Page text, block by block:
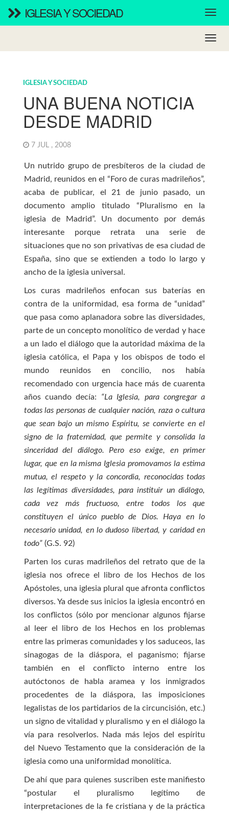
IGLESIA Y SOCIEDAD
IGLESIA Y SOCIEDAD
UNA BUENA NOTICIA
DESDE MADRID
7 JUL , 2008
Un nutrido grupo de presbíteros de la ciudad de
Madrid, reunidos en el “Foro de curas madrileños”,
acaba de publicar, el 21 de junio pasado, un
documento amplio titulado “Pluralismo en la
iglesia de Madrid”. Un documento por demás
interesante porque retrata una serie de
situaciones que no son privativas de esa ciudad de
España, sino que se extienden a todo lo largo y
ancho de la iglesia universal.
Los curas madrileños enfocan sus baterías en
contra de la uniformidad, esa forma de “unidad”
que pasa como aplanadora sobre las diversidades,
parte de un concepto monolítico de verdad y hace
a un lado el diálogo que la autoridad máxima de la
iglesia católica, el Papa y los obispos de todo el
mundo reunidos en concilio, nos había
recomendado con urgencia hace más de cuarenta
años cuando decía: “La Iglesia, para congregar a
todas las personas de cualquier nación, raza o cultura
que sean bajo un mismo Espíritu, se convierte en el
signo de la fraternidad, que permite y consolida la
sinceridad del diálogo. Pero eso exige, en primer
lugar, que en la misma Iglesia promovamos la estima
mutua, el respeto y la concordia, reconocidas todas
las legítimas diversidades, para instituir un diálogo,
cada vez más fructuoso, entre todos los que
constituyen el único pueblo de Dios. Haya en lo
necesario unidad, en lo dudoso libertad, y caridad en
todo”(G.S. 92)
Parten los curas madrileños del retrato que de la
iglesia nos ofrece el libro de los Hechos de los
Apóstoles, una iglesia plural que afronta conflictos
diversos. Ya desde sus inicios la iglesia encontró en
los conflictos (sólo por mencionar algunos fijarse
al leer el libro de los Hechos en los problemas
entre las primeras comunidades y los saduceos, las
sinagogas de la diáspora, el paganismo; fijarse
también en el conflicto interno entre los
autóctonos de habla aramea y los inmigrados
procedentes de la diáspora, las imposiciones
legalistas de los partidarios de la circuncisión, etc.)
un signo de vitalidad y pluralismo y en el diálogo la
vía para resolverlos. Nada más lejos del espíritu
del Nuevo Testamento que la consideración de la
iglesia como una uniformidad monolítica.
De ahí que para quienes suscriben este manifiesto
“postular el pluralismo legítimo de
interpretaciones de la fe cristiana y de la práctica